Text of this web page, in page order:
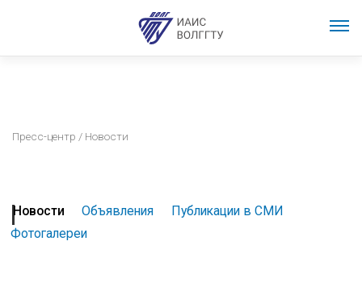
Пресс-центр / Новости
Новости Объявления
Публикации в СМИ
Фотогалереи